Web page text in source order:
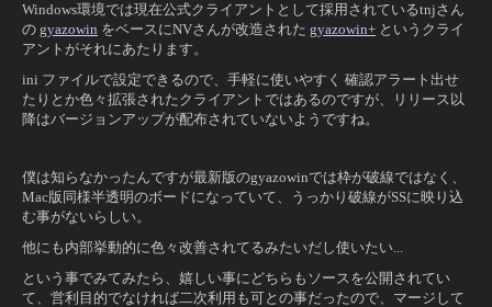
Windows環境では現在公式クライアントとして採用されているtnjさん
の gyazowin をベースにNVさんが改造された gyazowin+ というクライ
アントがそれにあたります。
ini ファイルで設定できるので、手軽に使いやすく 確認アラート出せ
たりとか色々拡張されたクライアントではあるのですが、リリース以
降はバージョンアップが配布されていないようですね。
僕は知らなかったんですが最新版のgyazowinでは枠が破線ではなく、
Mac版同様半透明のボードになっていて、うっかり破線がSSに映り込
む事がないらしい。
他にも内部挙動的に色々改善されてるみたいだし使いたい...
という事でみてみたら、嬉しい事にどちらもソースを公開されてい
て、営利目的でなければ二次利用も可との事だったので、マージして